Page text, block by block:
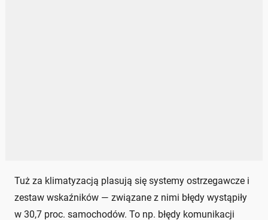
Tuż za klimatyzacją plasują się systemy ostrzegawcze i
zestaw wskaźników — związane z nimi błędy wystąpiły
w 30,7 proc. samochodów. To np. błędy komunikacji